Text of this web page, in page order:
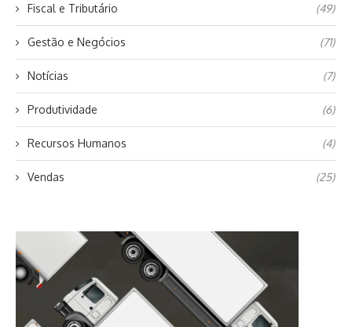
Fiscal e Tributário (49)
Gestão e Negócios (71)
Notícias (7)
Produtividade (6)
Recursos Humanos (4)
Vendas (25)